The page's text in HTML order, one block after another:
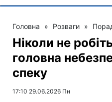
Головна » Розваги »
Ніколи не
головна
спеку
17:10 29.06.2026 Пн